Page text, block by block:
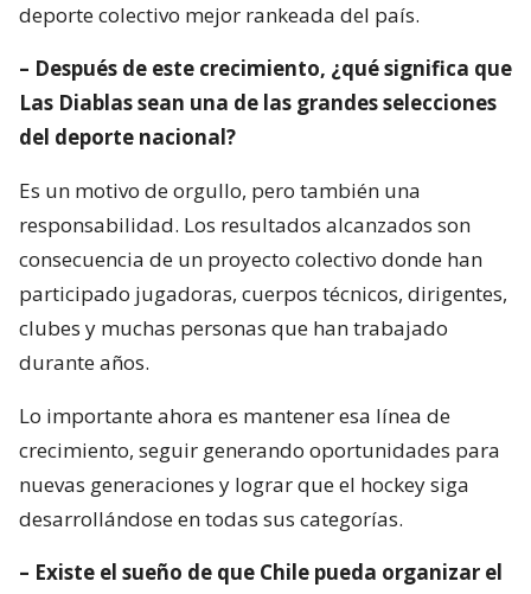
deporte colectivo mejor rankeada del país.
– Después de este crecimiento, ¿qué significa que
Las Diablas sean una de las grandes selecciones
del deporte nacional?
Es un motivo de orgullo, pero también una
responsabilidad. Los resultados alcanzados son
consecuencia de un proyecto colectivo donde han
participado jugadoras, cuerpos técnicos, dirigentes,
clubes y muchas personas que han trabajado
durante años.
Lo importante ahora es mantener esa línea de
crecimiento, seguir generando oportunidades para
nuevas generaciones y lograr que el hockey siga
desarrollándose en todas sus categorías.
– Existe el sueño de que Chile pueda organizar el